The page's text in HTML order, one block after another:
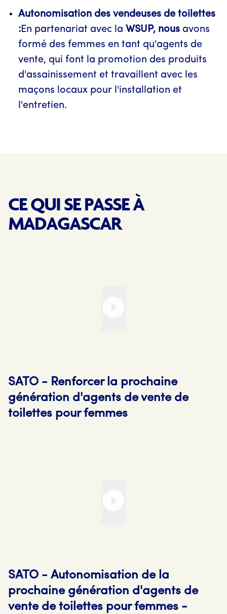
Autonomisation des vendeuses de toilettes
:En partenariat avec la WSUP, nous avons
formé des femmes en tant qu'agents de
vente, qui font la promotion des produits
d'assainissement et travaillent avec les
maçons locaux pour l'installation et
l'entretien.
CE QUI SE PASSE À
MADAGASCAR
SATO - Renforcer la prochaine
génération d'agents de vente de
toilettes pour femmes
SATO - Autonomisation de la
prochaine génération d'agents de
vente de toilettes pour femmes -